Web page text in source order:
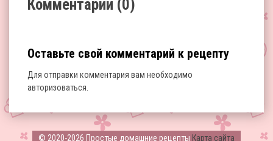
Комментарии (0)
Оставьте свой комментарий к рецепту
Для отправки комментария вам необходимо
авторизоваться
© 2020-2026 Простые домашние рецепты Карта сайта